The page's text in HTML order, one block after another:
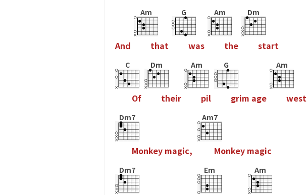
And
Am
that
G
was
Am
the
Dm
start
C
Of
Dm
their
Am
pil
G
grim age
Am
west
Dm7
Monkey magic,
Am7
Monkey magic
Dm7 Em Am